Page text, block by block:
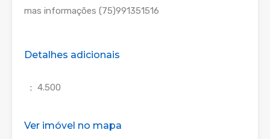
mas informações (75)991351516
Detalhes adicionais
: 4.500
Ver imóvel no mapa